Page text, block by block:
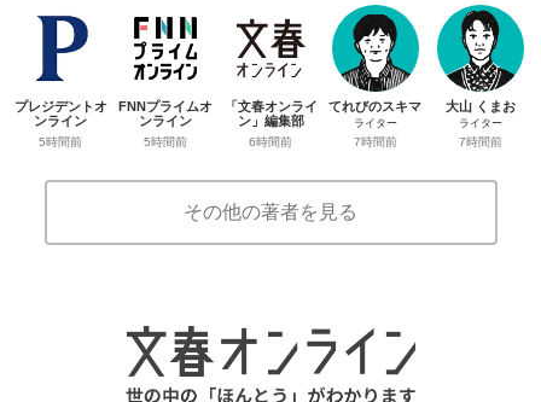
プレジデントオ
ンライン
5時間前
FNNプライムオ
ンライン
5時間前
「文春オンライ
ン」編集部
6時間前
てれびのスキマ
ライター
7時間前
大山 くまお
ライター
7時間前
その他の著者を見る